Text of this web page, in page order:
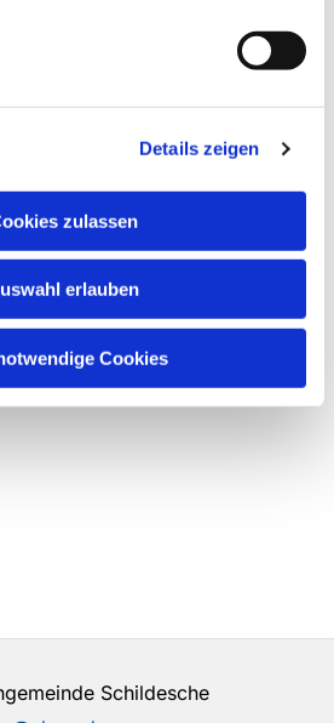
Details zeigen
zulassen
erlauben
Cookies
Schildesche